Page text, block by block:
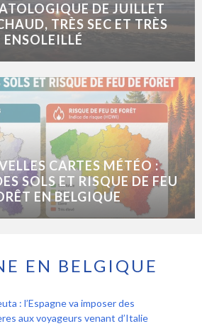
DE JUILLET
TRÈS SEC ET TRÈS
ENSOLEILLÉ
CARTES MÉTÉO :
SOLS ET RISQUE DE FEU
EN BELGIQUE
EN BELGIQUE
: l’Espagne va imposer des
aux voyageurs venant d’Italie